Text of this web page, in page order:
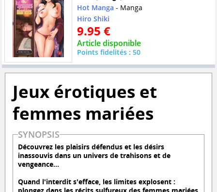
Hot Manga - Manga
Hiro Shiki
9.95 €
Article disponible
Points fidelités : 50
Jeux érotiques et
femmes mariées
SYNOPSIS
Découvrez les plaisirs défendus et les désirs
inassouvis dans un univers de trahisons et de
vengeance...
Quand l'interdit s'efface, les limites explosent :